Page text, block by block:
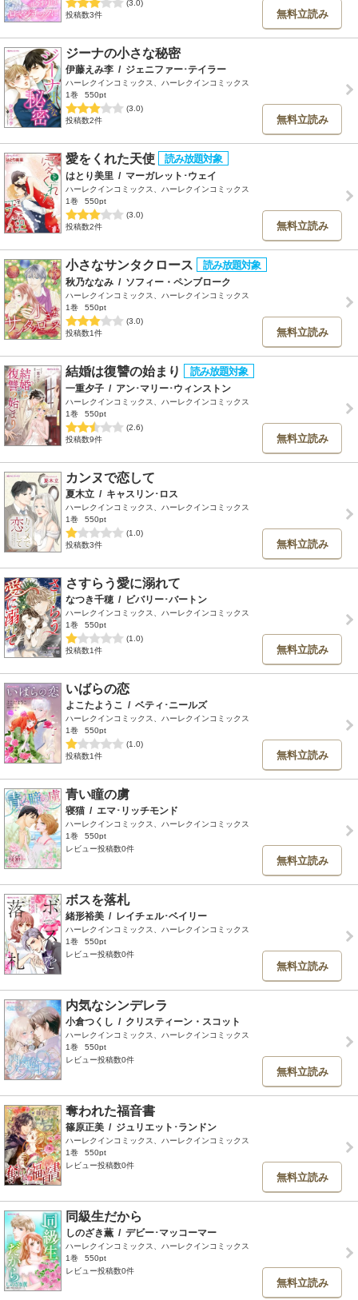
(3.0)
投稿数3件
無料立読み
ジーナの小さな秘密
伊藤えみ李 / ジェニファー･テイラー
ハーレクインコミックス、ハーレクインコミックス
1巻
550pt
(3.0)
投稿数2件
無料立読み
愛をくれた天使
はとり美里 / マーガレット･ウェイ
ハーレクインコミックス、ハーレクインコミックス
1巻
550pt
(3.0)
投稿数2件
無料立読み
小さなサンタクロース
秋乃ななみ / ソフィー・ペンブローク
ハーレクインコミックス、ハーレクインコミックス
1巻
550pt
(3.0)
投稿数1件
無料立読み
結婚は復讐の始まり
一重夕子 / アン･マリー･ウィンストン
ハーレクインコミックス、ハーレクインコミックス
1巻
550pt
(2.6)
投稿数9件
無料立読み
カンヌで恋して
夏木立 / キャスリン･ロス
ハーレクインコミックス、ハーレクインコミックス
1巻
550pt
(1.0)
投稿数3件
無料立読み
さすらう愛に溺れて
なつき千穂 / ビバリー･バートン
ハーレクインコミックス、ハーレクインコミックス
1巻
550pt
(1.0)
投稿数1件
無料立読み
いばらの恋
よこたようこ / ベティ･ニールズ
ハーレクインコミックス、ハーレクインコミックス
1巻
550pt
(1.0)
投稿数1件
無料立読み
青い瞳の虜
寝猫 / エマ･リッチモンド
ハーレクインコミックス、ハーレクインコミックス
1巻
550pt
レビュー投稿数0件
無料立読み
ボスを落札
緒形裕美 / レイチェル･ベイリー
ハーレクインコミックス、ハーレクインコミックス
1巻
550pt
レビュー投稿数0件
無料立読み
内気なシンデレラ
小倉つくし / クリスティーン・スコット
ハーレクインコミックス、ハーレクインコミックス
1巻
550pt
レビュー投稿数0件
無料立読み
奪われた福音書
篠原正美 / ジュリエット･ランドン
ハーレクインコミックス、ハーレクインコミックス
1巻
550pt
レビュー投稿数0件
無料立読み
同級生だから
しのざき薫 / デビー･マッコーマー
ハーレクインコミックス、ハーレクインコミックス
1巻
550pt
レビュー投稿数0件
無料立読み